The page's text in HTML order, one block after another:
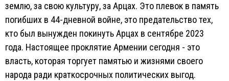
землю, за свою культуру, за Арцах. Это плевок в память
погибших в 44-дневной войне, это предательство тех,
кто был вынужден покинуть Арцах в сентябре 2023
года. Настоящее проклятие Армении сегодня - это
власть, которая торгует памятью и жизнями своего
народа ради краткосрочных политических выгод.